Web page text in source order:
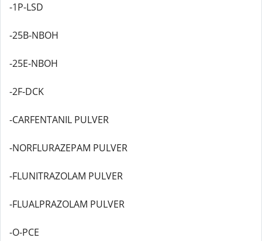
-1P-LSD
-25B-NBOH
-25E-NBOH
-2F-DCK
-CARFENTANIL PULVER
-NORFLURAZEPAM PULVER
-FLUNITRAZOLAM PULVER
-FLUALPRAZOLAM PULVER
-O-PCE